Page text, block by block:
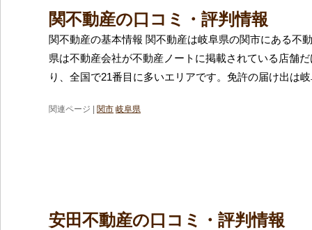
関不動産の口コミ・評判情報
関不動産の基本情報 関不動産は岐阜県の関市にある不
県は不動産会社が不動産ノートに掲載されている店舗
り、全国で21番目に多いエリアです。免許の届け出は
関連ページ | 関市 岐阜県
安田不動産の口コミ・評判情報